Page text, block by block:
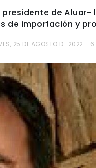
de
de importación y
25 DE AGOSTO DE 2022 -